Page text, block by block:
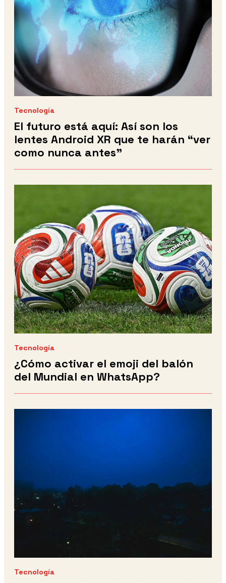
Tecnología
El futuro está aquí: Así son los
lentes Android XR que te harán “ver
como nunca antes”
Tecnología
¿Cómo activar el emoji del balón
del Mundial en WhatsApp?
Tecnología